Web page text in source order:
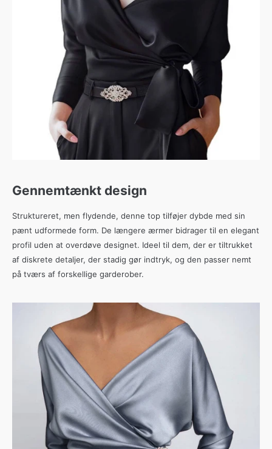
Gennemtænkt design
Struktureret, men flydende, denne top tilføjer dybde med sin
pænt udformede form. De længere ærmer bidrager til en elegant
profil uden at overdøve designet. Ideel til dem, der er tiltrukket
af diskrete detaljer, der stadig gør indtryk, og den passer nemt
på tværs af forskellige garderober.